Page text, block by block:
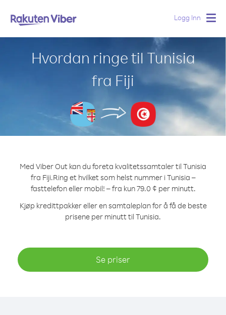
Logg Inn
Hvordan ringe til Tunisia
fra Fiji
Med Viber Out kan du foreta kvalitetssamtaler til Tunisia
fra Fiji.Ring et hvilket som helst nummer i Tunisia –
fasttelefon eller mobil! – fra kun 79.0 ¢ per minutt.
Kjøp kredittpakker eller en samtaleplan for å få de beste
prisene per minutt til Tunisia.
Se priser